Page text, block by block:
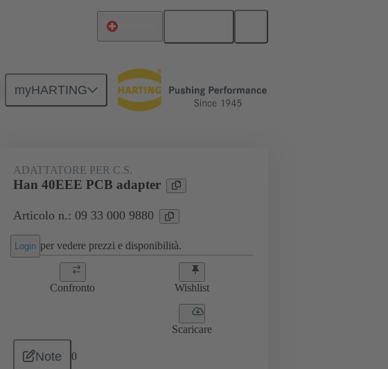
myHARTING
Adattatore 09 33 000 9880
ADATTATORE PER C.S.
Han 40EEE PCB adapter
Articolo n.: 09 33 000 9880
Login per vedere prezzi e disponibilità.
Confronto Wishlist
Scaricare
Note 0